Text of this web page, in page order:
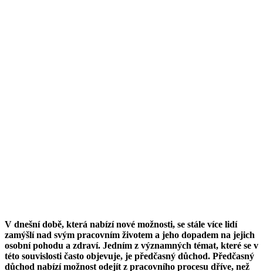
V dnešní době, která nabízí nové možnosti, se stále více lidí
zamýšlí nad svým pracovním životem a jeho dopadem na jejich
osobní pohodu a zdraví. Jedním z významných témat, které se v
této souvislosti často objevuje, je předčasný důchod. Předčasný
důchod nabízí možnost odejít z pracovního procesu dříve, než